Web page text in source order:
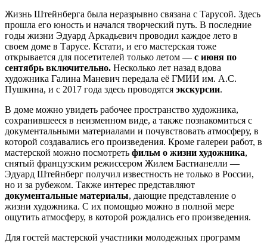
Жизнь Штейнберга была неразрывно связана с Тарусой. Здесь
прошла его юность и начался творческий путь. В последние
годы жизни Эдуард Аркадьевич проводил каждое лето в
своем доме в Тарусе. Кстати, и его мастерская тоже
открывается для посетителей только летом — с июня по
сентябрь включительно. Несколько лет назад вдова
художника Галина Маневич передала её ГМИИ им. А.С.
Пушкина, и с 2017 года здесь проводятся экскурсии.
В доме можно увидеть рабочее пространство художника,
сохранившееся в неизменном виде, а также познакомиться с
документальными материалами и почувствовать атмосферу, в
которой создавались его произведения. Кроме галереи работ, в
мастерской можно посмотреть фильм о жизни художника,
снятый французским режиссером Жилем Бастианелли —
Эдуард Штейнберг получил известность не только в России,
но и за рубежом. Также интерес представляют
документальные материалы, дающие представление о
жизни художника. С их помощью можно в полной мере
ощутить атмосферу, в которой рождались его произведения.
Для гостей мастерской участники молодежных программ